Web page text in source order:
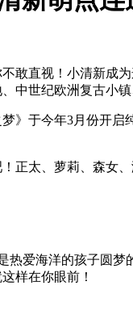
敢直视！小清新成
中世纪欧洲复古
》于今年3月份开
正太、萝莉、森女
热爱海洋的孩子圆
样在你眼前！